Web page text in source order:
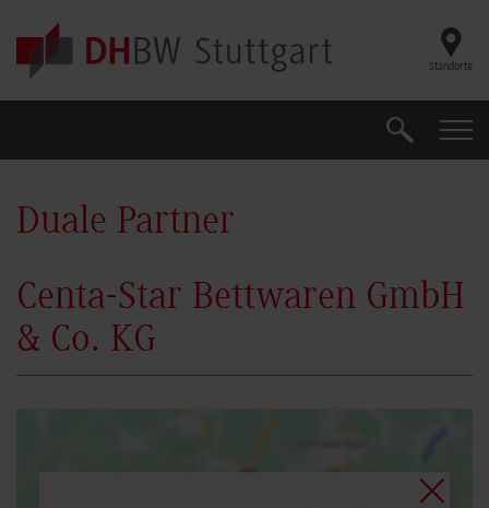
Skip to main content
Standorte
Suche
Duale Partner
Centa-Star Bettwaren GmbH
& Co. KG